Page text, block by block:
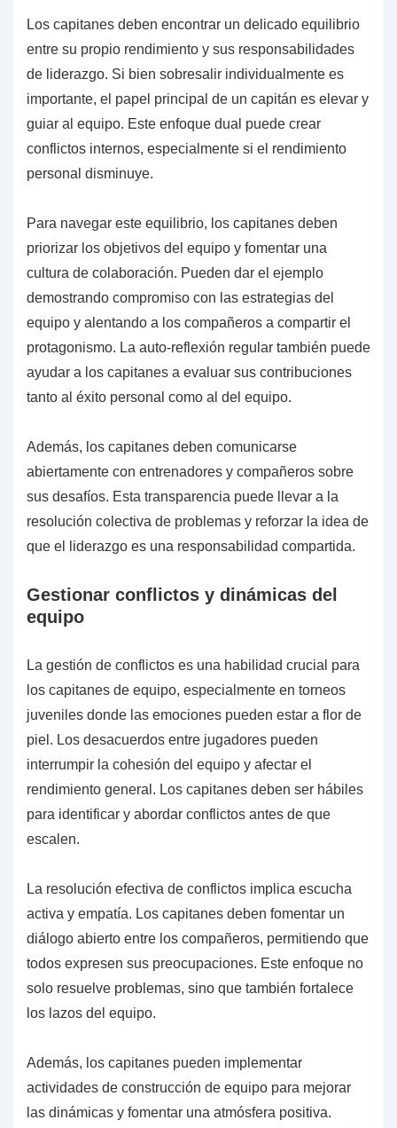
Los capitanes deben encontrar un delicado equilibrio
entre su propio rendimiento y sus responsabilidades
de liderazgo. Si bien sobresalir individualmente es
importante, el papel principal de un capitán es elevar y
guiar al equipo. Este enfoque dual puede crear
conflictos internos, especialmente si el rendimiento
personal disminuye.
Para navegar este equilibrio, los capitanes deben
priorizar los objetivos del equipo y fomentar una
cultura de colaboración. Pueden dar el ejemplo
demostrando compromiso con las estrategias del
equipo y alentando a los compañeros a compartir el
protagonismo. La auto-reflexión regular también puede
ayudar a los capitanes a evaluar sus contribuciones
tanto al éxito personal como al del equipo.
Además, los capitanes deben comunicarse
abiertamente con entrenadores y compañeros sobre
sus desafíos. Esta transparencia puede llevar a la
resolución colectiva de problemas y reforzar la idea de
que el liderazgo es una responsabilidad compartida.
Gestionar conflictos y dinámicas del
equipo
La gestión de conflictos es una habilidad crucial para
los capitanes de equipo, especialmente en torneos
juveniles donde las emociones pueden estar a flor de
piel. Los desacuerdos entre jugadores pueden
interrumpir la cohesión del equipo y afectar el
rendimiento general. Los capitanes deben ser hábiles
para identificar y abordar conflictos antes de que
escalen.
La resolución efectiva de conflictos implica escucha
activa y empatía. Los capitanes deben fomentar un
diálogo abierto entre los compañeros, permitiendo que
todos expresen sus preocupaciones. Este enfoque no
solo resuelve problemas, sino que también fortalece
los lazos del equipo.
Además, los capitanes pueden implementar
actividades de construcción de equipo para mejorar
las dinámicas y fomentar una atmósfera positiva.